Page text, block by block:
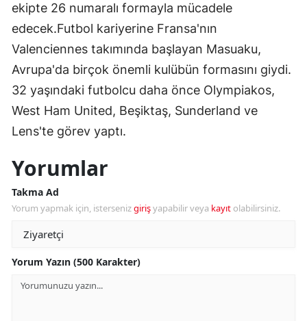
ekipte 26 numaralı formayla mücadele
edecek.Futbol kariyerine Fransa'nın
Valenciennes takımında başlayan Masuaku,
Avrupa'da birçok önemli kulübün formasını giydi.
32 yaşındaki futbolcu daha önce Olympiakos,
West Ham United, Beşiktaş, Sunderland ve
Lens'te görev yaptı.
Yorumlar
Takma Ad
Yorum yapmak için, istersenizgirişyapabilir veya kayıt olabilirsiniz.
Yorum Yazın (500 Karakter)